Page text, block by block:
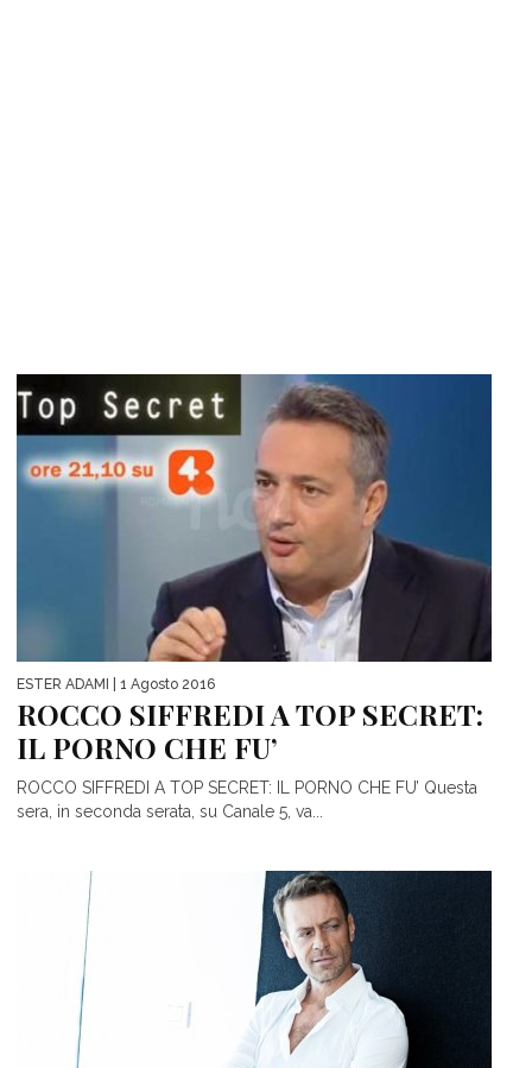
ESTER ADAMI | 1 Agosto 2016
ROCCO SIFFREDI A TOP SECRET:
ROCCO SIFFREDI A TOP SECRET: IL PORNO CHE FU’‏ Questa
sera, in seconda serata, su Canale 5, va...